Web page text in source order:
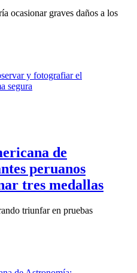
ocasionar graves daños a los
de
peruanos
tres medallas
triunfar en pruebas